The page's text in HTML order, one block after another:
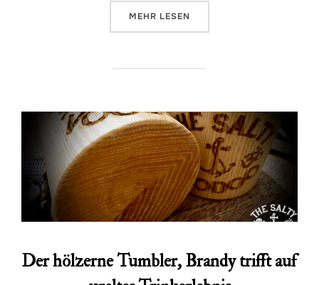
MEHR ÜBER „CULT & GLORY NO 1
LESEN
Der hölzerne Tumbler, Brandy trifft auf